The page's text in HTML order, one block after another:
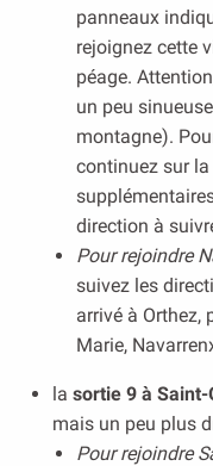
panneaux
rejoignez cette
péage.
un peu
montagne).
continuez sur
direction à
Pour rejoindre
suivez les
arrivé à Orthez,
Marie,
la sortie 9 à
mais un peu plus
Pour rejoindre